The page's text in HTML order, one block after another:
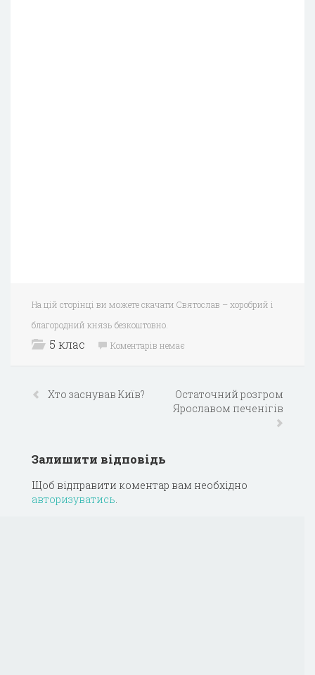
На цій сторінці ви можете скачати Святослав – хоробрий і
благородний князь безкоштовно.
5 клас Коментарів немає
Хто заснував Київ?
Остаточний розгром
Ярославом печенігів
Залишити відповідь
Щоб відправити коментар вам необхідно
авторизуватись.